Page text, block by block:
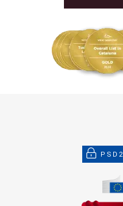
PSD2